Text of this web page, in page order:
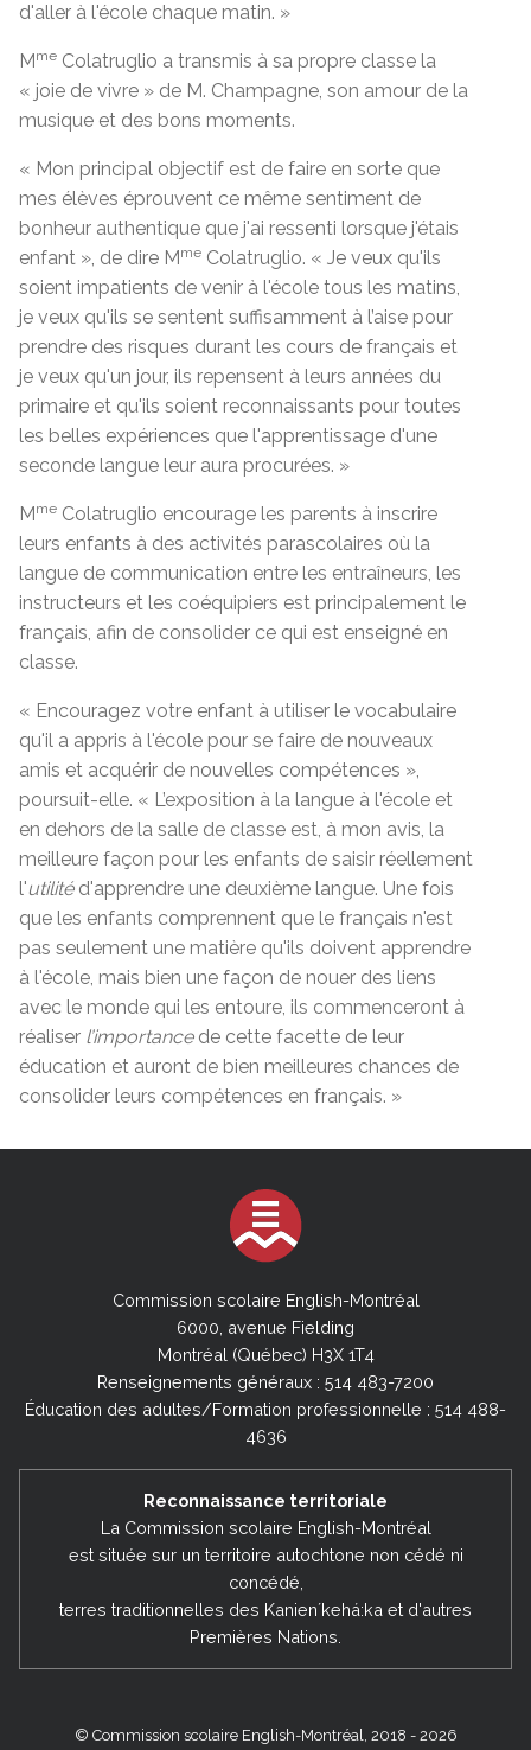
d'aller à l'école chaque matin. »
M me Colatruglio a transmis à sa propre classe la
« joie de vivre » de M. Champagne, son amour de la
musique et des bons moments.
« Mon principal objectif est de faire en sorte que
mes élèves éprouvent ce même sentiment de
bonheur authentique que j'ai ressenti lorsque j'étais
enfant », de dire M me Colatruglio. « Je veux qu'ils
soient impatients de venir à l'école tous les matins,
je veux qu'ils se sentent suffisamment à l’aise pour
prendre des risques durant les cours de français et
je veux qu'un jour, ils repensent à leurs années du
primaire et qu'ils soient reconnaissants pour toutes
les belles expériences que l'apprentissage d'une
seconde langue leur aura procurées. »
M me Colatruglio encourage les parents à inscrire
leurs enfants à des activités parascolaires où la
langue de communication entre les entraîneurs, les
instructeurs et les coéquipiers est principalement le
français, afin de consolider ce qui est enseigné en
classe.
« Encouragez votre enfant à utiliser le vocabulaire
qu'il a appris à l'école pour se faire de nouveaux
amis et acquérir de nouvelles compétences »,
poursuit-elle. « L’exposition à la langue à l'école et
en dehors de la salle de classe est, à mon avis, la
meilleure façon pour les enfants de saisir réellement
l'utilitéd'apprendre une deuxième langue. Une fois
que les enfants comprennent que le français n'est
pas seulement une matière qu'ils doivent apprendre
à l'école, mais bien une façon de nouer des liens
avec le monde qui les entoure, ils commenceront à
réaliser l’importancede cette facette de leur
éducation et auront de bien meilleures chances de
consolider leurs compétences en français. »
Commission scolaire English-Montréal
6000, avenue Fielding
Montréal (Québec) H3X 1T4
Renseignements généraux : 514 483-7200
Éducation des adultes/Formation professionnelle : 514 488-
4636
Reconnaissance territoriale
La Commission scolaire English-Montréal
est située sur un territoire autochtone non cédé ni
concédé,
terres traditionnelles des Kanienʼkehá:ka et d'autres
Premières Nations.
© Commission scolaire English-Montréal, 2018 - 2026